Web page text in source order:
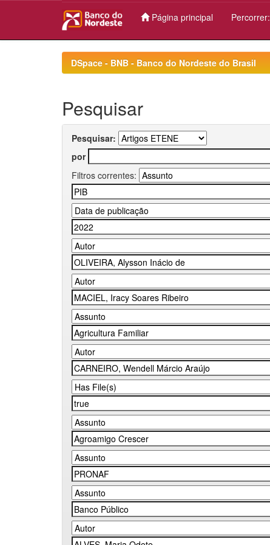
Página principal Percorrer:
DSpace - BNB - Banco do Nordeste do Brasil
Pesquisar
Pesquisar:
por
Filtros correntes: